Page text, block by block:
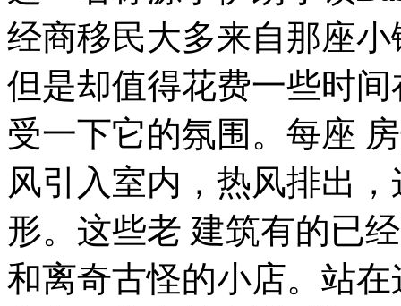
经商移民大多来自那座
但是却值得花费一些时
受一下它的氛围。每座
风引入室内，热风排出
形。这些老 建筑有的已
和离奇古怪的小店。站